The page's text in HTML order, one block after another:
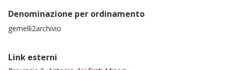
Denominazione per ordinamento
gemelli2archivio
Link esterni